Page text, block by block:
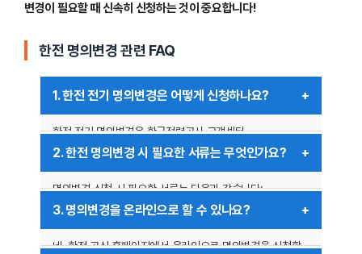
변경이 필요할 때 신속히 신청하는 것이 중요합니다!
한전 명의변경 관련 FAQ
1. 한전 전기 명의변경은 어떻게 신청하나요?
한전 전기 명의변경은 한국전력공사 고객센터
(www.kepco.co.kr) 또는 123(지역번호 없이) 고객센터
전화를 통해 신청할 수 있습니다. 온라인 신청, 방문 신청,
팩스 접수가 가능하며, 신청서와 관련 서류를 제출해야
합니다.
2. 한전 명의변경 시 필요한 서류는 무엇인가요?
명의변경 신청 시 필요한 서류는 다음과 같습니다:
– 명의변경 신청서 (한전 홈페이지 다운로드 가능)
– 신규 명의자의 신분증 사본
– 기존 명의자의 동의서 또는 계약 해지 요청서
3. 명의변경을 온라인으로 할 수 있나요?
네, 한전 공식 홈페이지에서 온라인으로 명의변경을 신청할